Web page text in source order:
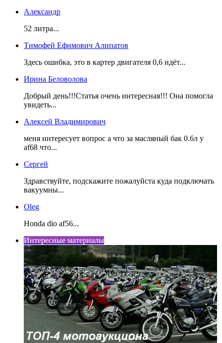
Александр
52 литра...
Тимофей Ефимович Алипатов
Здесь ошибка, это в картер двигателя 0,6 идёт...
Ирина Беловолова
Добрый день!!!Статья очень интересная!!! Она помогла
увидеть...
Алексей Владимирович
меня интересует вопрос а что за масляный бак 0.6л у
af68 что...
Сергей
Здравствуйте, подскажите пожалуйста куда подключать
вакуумны...
Oleg
Honda dio af56...
Интересные материалы